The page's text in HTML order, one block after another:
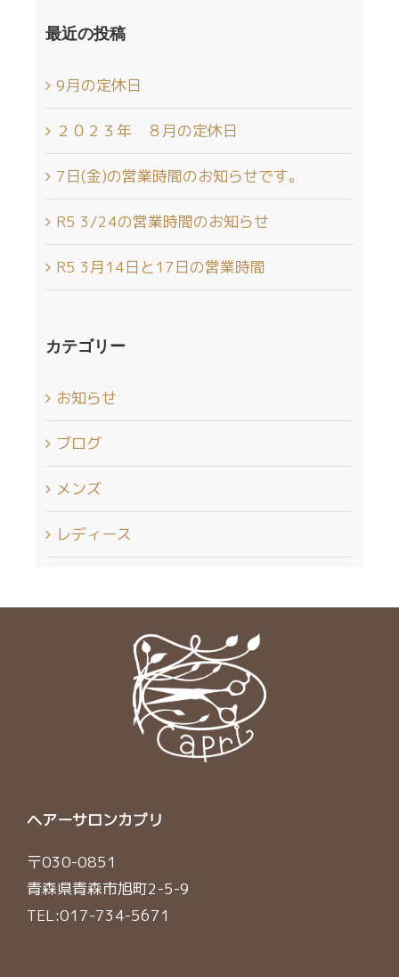
最近の投稿
9月の定休日
２０２３年 ８月の定休日
7日(金)の営業時間のお知らせです。
R5 3/24の営業時間のお知らせ
R5 3月14日と17日の営業時間
カテゴリー
お知らせ
ブログ
メンズ
レディース
ヘアーサロンカプリ
〒030-0851
青森県青森市旭町2-5-9
TEL:017-734-5671